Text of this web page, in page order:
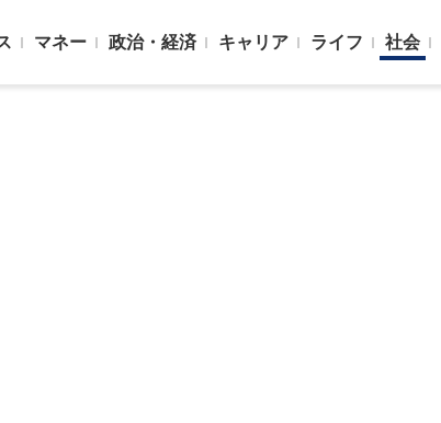
マネー 政治・経済 キャリア ライフ 社会